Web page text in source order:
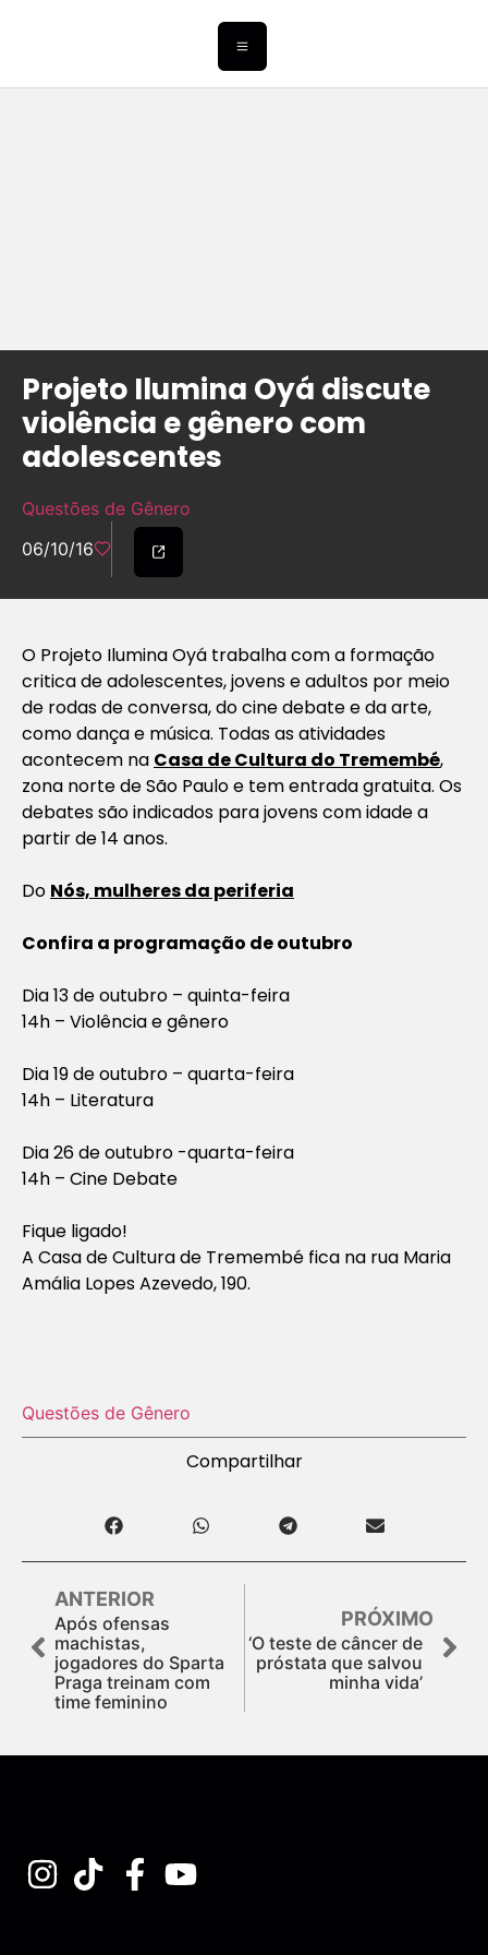
Projeto Ilumina Oyá discute
violência e gênero com
adolescentes
Questões de Gênero
06/10/16
O Projeto Ilumina Oyá trabalha com a formação
critica de adolescentes, jovens e adultos por meio
de rodas de conversa, do cine debate e da arte,
como dança e música. Todas as atividades
acontecem na Casa de Cultura do Tremembé,
zona norte de São Paulo e tem entrada gratuita. Os
debates são indicados para jovens com idade a
partir de 14 anos.
Do Nós, mulheres da periferia
Confira a programação de outubro
Dia 13 de outubro – quinta-feira
14h – Violência e gênero
Dia 19 de outubro – quarta-feira
14h – Literatura
Dia 26 de outubro -quarta-feira
14h – Cine Debate
Fique ligado!
A Casa de Cultura de Tremembé fica na rua Maria
Amália Lopes Azevedo, 190.
Questões de Gênero
Compartilhar
ANTERIOR
Após ofensas
machistas,
jogadores do Sparta
Praga treinam com
time feminino
PRÓXIMO
‘O teste de câncer de
próstata que salvou
minha vida’